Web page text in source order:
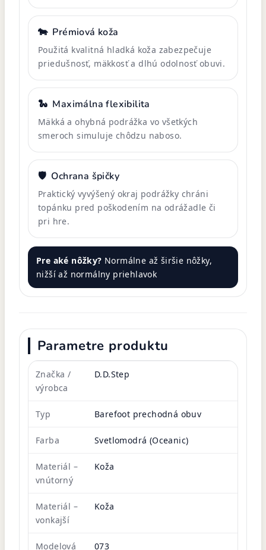
🐄 Prémiová koža
Použitá kvalitná hladká koža zabezpečuje
priedušnosť, mäkkosť a dlhú odolnosť obuvi.
🐍 Maximálna flexibilita
Mäkká a ohybná podrážka vo všetkých
smeroch simuluje chôdzu naboso.
🛡️ Ochrana špičky
Praktický vyvýšený okraj podrážky chráni
topánku pred poškodením na odrážadle či
pri hre.
Pre aké nôžky? Normálne až širšie nôžky,
nižší až normálny priehlavok
Parametre produktu
Značka /
výrobca
D.D.Step
Typ Barefoot prechodná obuv
Farba Svetlomodrá (Oceanic)
Materiál –
vnútorný
Koža
Materiál –
vonkajší
Koža
Modelová
073